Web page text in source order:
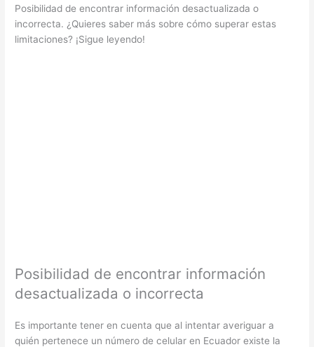
Posibilidad de encontrar información desactualizada o
incorrecta. ¿Quieres saber más sobre cómo superar estas
limitaciones? ¡Sigue leyendo!
Posibilidad de encontrar información
desactualizada o incorrecta
Es importante tener en cuenta que al intentar averiguar a
quién pertenece un número de celular en Ecuador existe la